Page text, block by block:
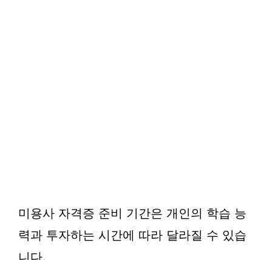
미용사 자격증 준비 기간은 개인의 학습 능
력과 투자하는 시간에 따라 달라질 수 있습
니다.